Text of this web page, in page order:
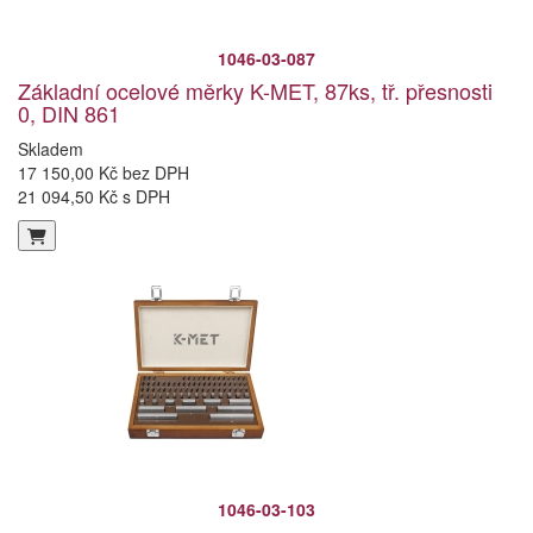
1046-03-087
Základní ocelové měrky K-MET, 87ks, tř. přesnosti
0, DIN 861
Skladem
17 150,00 Kč bez DPH
21 094,50 Kč s DPH
1046-03-103